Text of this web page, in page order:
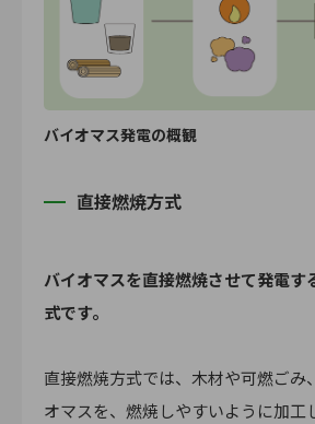
バイオマス発電の概観
直接燃焼方式
バイオマスを直接燃焼させて発電す
式です。
直接燃焼方式では、木材や可燃ごみ
オマスを、燃焼しやすいように加工